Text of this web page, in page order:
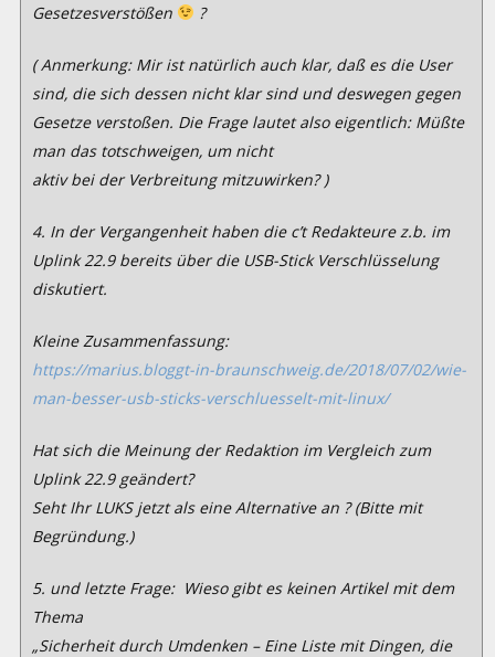
Gesetzesverstößen
?
( Anmerkung: Mir ist natürlich auch klar, daß es die User
sind, die sich dessen nicht klar sind und deswegen gegen
Gesetze verstoßen. Die Frage lautet also eigentlich: Müßte
man das totschweigen, um nicht
aktiv bei der Verbreitung mitzuwirken? )
4. In der Vergangenheit haben die c’t Redakteure z.b. im
Uplink 22.9 bereits über die USB-Stick Verschlüsselung
diskutiert.
Kleine Zusammenfassung:
https://marius.bloggt-in-braunschweig.de/2018/07/02/wie-
man-besser-usb-sticks-verschluesselt-mit-linux/
Hat sich die Meinung der Redaktion im Vergleich zum
Uplink 22.9 geändert?
Seht Ihr LUKS jetzt als eine Alternative an ? (Bitte mit
Begründung.)
5. und letzte Frage: Wieso gibt es keinen Artikel mit dem
Thema
„Sicherheit durch Umdenken – Eine Liste mit Dingen, die